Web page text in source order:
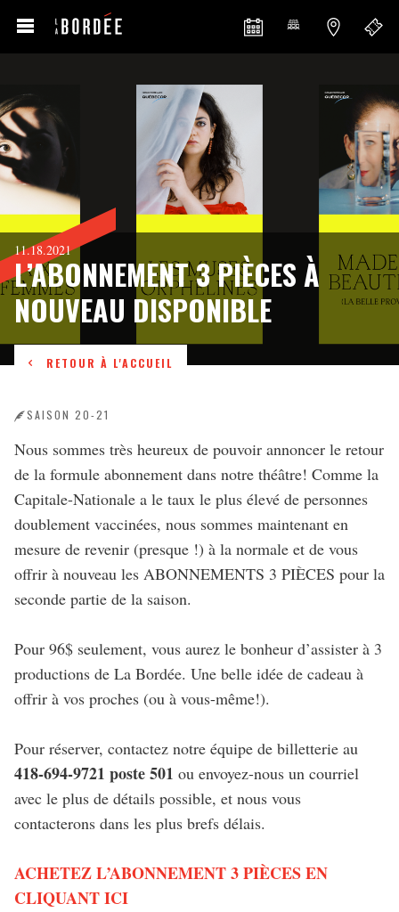
RETOUR À L'ACCUEIL
11.18.2021
L’ABONNEMENT 3 PIÈCES À
NOUVEAU DISPONIBLE
SAISON 20-21
Nous sommes très heureux de pouvoir annoncer le retour
de la formule abonnement dans notre théâtre! Comme la
Capitale-Nationale a le taux le plus élevé de personnes
doublement vaccinées, nous sommes maintenant en
mesure de revenir (presque !) à la normale et de vous
offrir à nouveau les ABONNEMENTS 3 PIÈCES pour la
seconde partie de la saison.
Pour 96$ seulement, vous aurez le bonheur d’assister à 3
productions de La Bordée. Une belle idée de cadeau à
offrir à vos proches (ou à vous-même!).
Pour réserver, contactez notre équipe de billetterie au
418-694-9721 poste 501 ou envoyez-nous un courriel
avec le plus de détails possible, et nous vous
contacterons dans les plus brefs délais.
ACHETEZ L’ABONNEMENT 3 PIÈCES EN
CLIQUANT ICI